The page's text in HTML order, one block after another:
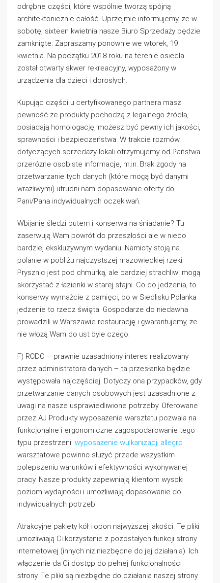
odrębne części, które wspólnie tworzą spójną
architektonicznie całość. Uprzejmie informujemy, że w
sobotę, sixteen kwietnia nasze Biuro Sprzedaży będzie
zamknięte. Zapraszamy ponownie we wtorek, 19
kwietnia. Na początku 2018 roku na terenie osiedla
został otwarty skwer rekreacyjny, wyposażony w
urządzenia dla dzieci i dorosłych.
Kupując części u certyfikowanego partnera masz
pewność że produkty pochodzą z legalnego źródła,
posiadają homologację, możesz być pewny ich jakości,
sprawności i bezpieczeństwa. W trakcie rozmów
dotyczących sprzedaży lokali otrzymujemy od Państwa
przeróżne osobiste informacje, m.in. Brak zgody na
przetwarzanie tych danych (które mogą być danymi
wrażliwymi) utrudni nam dopasowanie oferty do
Pani/Pana indywidualnych oczekiwań.
Wbijanie śledzi butem i konserwa na śniadanie? Tu
zaserwują Wam powrót do przeszłości ale w nieco
bardziej ekskluzywnym wydaniu. Namioty stoją na
polanie w pobliżu najczystszej mazowieckiej rzeki.
Prysznic jest pod chmurką, ale bardziej strachliwi mogą
skorzystać z łazienki w starej stajni. Co do jedzenia, to
konserwy wymażcie z pamięci, bo w Siedlisku Polanka
jedzenie to rzecz święta. Gospodarze do niedawna
prowadzili w Warszawie restaurację i gwarantujemy, że
nie włożą Wam do ust byle czego.
F) RODO – prawnie uzasadniony interes realizowany
przez administratora danych – ta przesłanka będzie
występowała najczęściej. Dotyczy ona przypadków, gdy
przetwarzanie danych osobowych jest uzasadnione z
uwagi na nasze usprawiedliwione potrzeby. Oferowane
przez AJ Produkty wyposażenie warsztatu pozwala na
funkcjonalne i ergonomiczne zagospodarowanie tego
typu przestrzeni. wyposażenie wulkanizacji allegro
warsztatowe powinno służyć przede wszystkim
polepszeniu warunków i efektywności wykonywanej
pracy. Nasze produkty zapewniają klientom wysoki
poziom wydajności i umożliwiają dopasowanie do
indywidualnych potrzeb.
Atrakcyjne pakiety kół i opon najwyższej jakości. Te pliki
umożliwiają Ci korzystanie z pozostałych funkcji strony
internetowej (innych niż niezbędne do jej działania). Ich
włączenie da Ci dostęp do pełnej funkcjonalności
strony. Te pliki są niezbędne do działania naszej strony